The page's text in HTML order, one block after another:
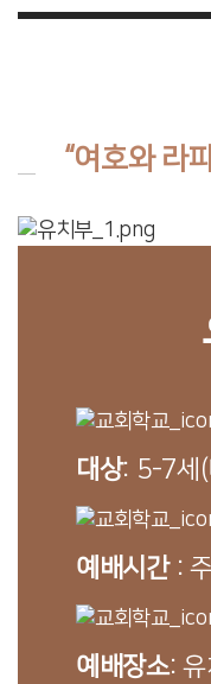
“여호와 라
대상: 5-7세(
예배시간 :
예배장소: 유